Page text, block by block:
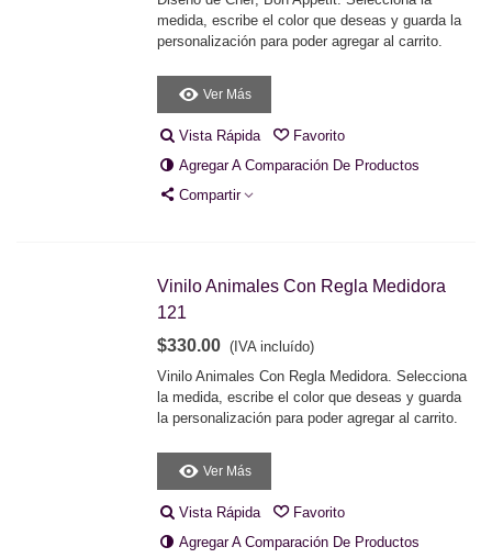
medida, escribe el color que deseas y guarda la
personalización para poder agregar al carrito.
Ver Más
Vista Rápida
Favorito
Agregar A Comparación De Productos
Compartir
Vinilo Animales Con Regla Medidora
121
$330.00 (IVA incluído)
Vinilo Animales Con Regla Medidora. Selecciona
la medida, escribe el color que deseas y guarda
la personalización para poder agregar al carrito.
Ver Más
Vista Rápida
Favorito
Agregar A Comparación De Productos